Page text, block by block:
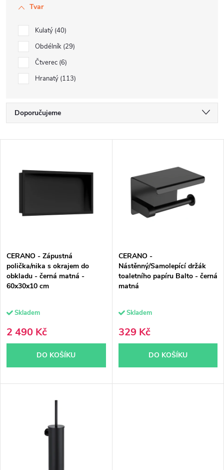
Tvar
Kulatý 40
Obdélník 29
Čtverec 6
Hranatý 113
Ř
r
o
d
u
k
t
ů
Doporučujeme
Nejprodávanější
r
o
u
k
t
ů
CERANO - Zápustná
polička/nika s okrajem do
obkladu - černá matná -
60x30x10 cm
Skladem
2 490 Kč
DO KOŠÍKU
CERANO -
Nástěnný/Samolepící držák
toaletního papíru Balto - černá
matná
Skladem
329 Kč
DO KOŠÍKU